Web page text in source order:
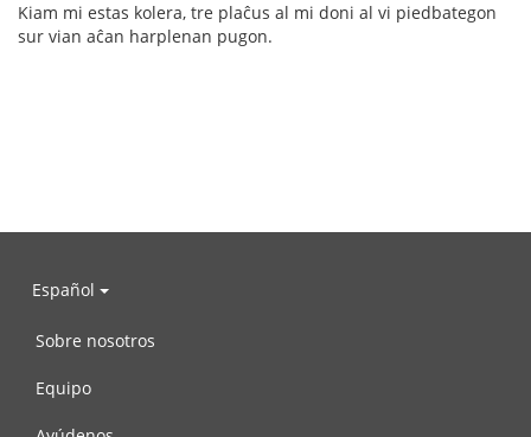
Kiam mi estas kolera, tre plaĉus al mi doni al vi piedbategon
sur vian aĉan harplenan pugon.
Español
Sobre nosotros
Equipo